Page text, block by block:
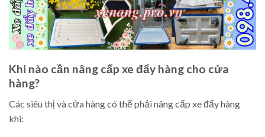
Khi nào cần nâng cấp xe đẩy hàng cho cửa
hàng?
Các siêu thị và cửa hàng có thể phải nâng cấp xe đẩy hàng
khi: